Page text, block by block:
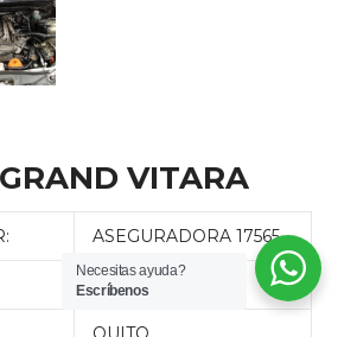
VITARA
ASEGURADORA 17565
DESMANTELADO
Necesitas ayuda?
Escríbenos